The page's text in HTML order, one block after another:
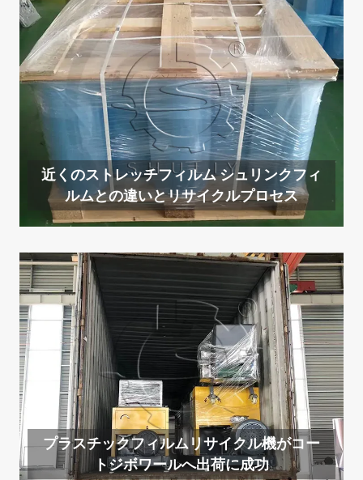
近くのストレッチフィルム シュリンクフィ
ルムとの違いとリサイクルプロセス
プラスチックフィルムリサイクル機がコー
トジボワールへ出荷に成功